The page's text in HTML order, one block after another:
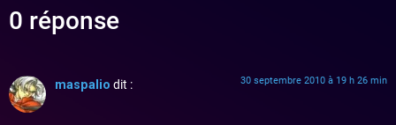
0 réponse
maspalio dit : 30 septembre 2010 à 19 h 26 min